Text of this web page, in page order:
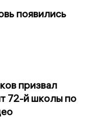
появились
призвал
72-й школы по